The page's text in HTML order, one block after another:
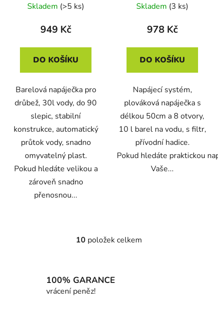
Skladem (>5 ks)
949 Kč
DO KOŠÍKU
Barelová napáječka pro
drůbež, 30l vody, do 90
slepic, stabilní
konstrukce, automatický
průtok vody, snadno
omyvatelný plast.
Pokud hledáte velikou a
zároveň snadno
přenosnou...
Skladem (3 ks)
978 Kč
DO KOŠÍKU
Napájecí systém,
plováková napáječka s
délkou 50cm a 8 otvory,
10 l barel na vodu, s filtr,
přívodní hadice.
Pokud hledáte praktickou
Vaše...
O
á
d
10 položek celkem
100% GARANCE
vrácení peněz!